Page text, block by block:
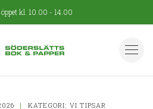
kl. 10.00 - 14.00
| KATEGORI: VI TIPSAR
Aktuellt
Vi tipsar
Personal
Läslustan